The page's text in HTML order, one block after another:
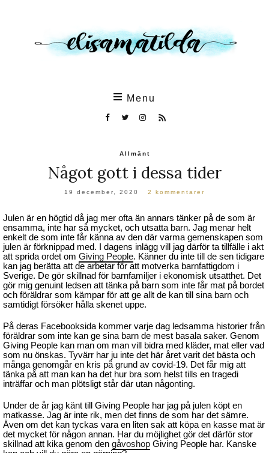
Menu
Allmänt
Något gott i dessa tider
19 december, 2020 2 kommentarer
Julen är en högtid då jag mer ofta än annars tänker på de som är
ensamma, inte har så mycket, och utsatta barn. Jag menar helt
enkelt de som inte får känna av den där varma gemenskapen som
julen är förknippad med. I dagens inlägg vill jag därför ta tillfälle i akt
att sprida ordet om Giving People. Känner du inte till de sen tidigare
kan jag berätta att de arbetar för att motverka barnfattigdom i
Sverige. De gör skillnad för barnfamiljer i ekonomisk utsatthet. Det
gör mig genuint ledsen att tänka på barn som inte får mat på bordet
och föräldrar som kämpar för att ge allt de kan till sina barn och
samtidigt försöker hålla skenet uppe.
På deras Facebooksida kommer varje dag ledsamma historier från
föräldrar som inte kan ge sina barn de mest basala saker. Genom
Giving People kan man om man vill bidra med kläder, mat eller vad
som nu önskas. Tyvärr har ju inte det här året varit det bästa och
många genomgår en kris på grund av covid-19. Det får mig att
tänka på att man kan ha det hur bra som helst tills en tragedi
inträffar och man plötsligt står där utan någonting.
Under de år jag känt till Giving People har jag på julen köpt en
matkasse. Jag är inte rik, men det finns de som har det sämre.
Även om det kan tyckas vara en liten sak att köpa en kasse mat är
det mycket för någon annan. Har du möjlighet gör det därför stor
skillnad att kika genom den gåvoshop Giving People har. Kanske